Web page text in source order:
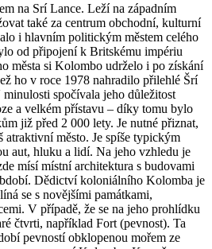
na Srí Lance. Leží na západním
také za centrum obchodní, kulturní
i hlavním politickým městem celého
od připojení k Britskému impériu
města si Kolombo udrželo i po získání
ho v roce 1978 nahradilo přilehlé Šrí
spočívala jeho důležitost
a velkém přístavu – díky tomu bylo
již před 2 000 lety. Je nutné přiznat,
město. Je spíše typickým
aut, hluku a lidí. Na jeho vzhledu je
mísí místní architektura s budovami
Dědictví koloniálního Kolomba je
se s novějšími památkami,
V případě, že se na jeho prohlídku
čtvrti, například Fort (pevnost). Ta
pevností obklopenou mořem ze